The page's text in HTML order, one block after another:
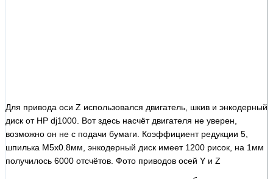
Для привода оси Z использовался двигатель, шкив и энкодерный
диск от HP dj1000. Вот здесь насчёт двигателя не уверен,
возможно он не с подачи бумаги. Коэффициент редукции 5,
шпилька М5х0.8мм, энкодерный диск имеет 1200 рисок, на 1мм
получилось 6000 отсчётов. Фото приводов осей Y и Z